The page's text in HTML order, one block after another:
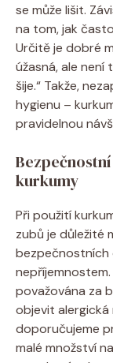
se může lišit.
na tom, jak
Určitě je dobré
úžasná, ale není
šije.“ Takže,
hygienu –
pravidelnou
kurkumy
Při použití
zubů je důležité
bezpečnostních
považována za
objevit
doporučujeme
malé množství